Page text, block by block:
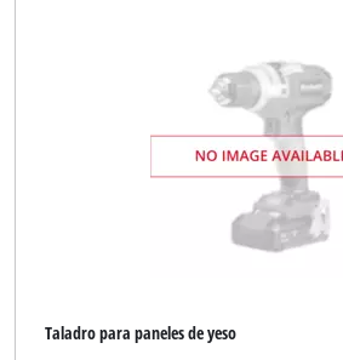
Taladro para paneles de yeso